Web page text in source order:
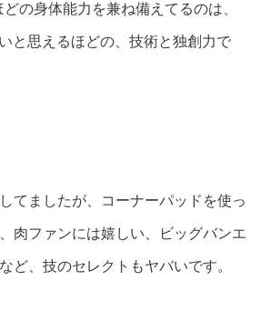
の身体能力を兼ね備えてるのは、
と思えるほどの、技術と独創力で
てましたが、コーナーパッドを使っ
肉ファンには嬉しい、ビッグバンエ
ど、技のセレクトもヤバいです。